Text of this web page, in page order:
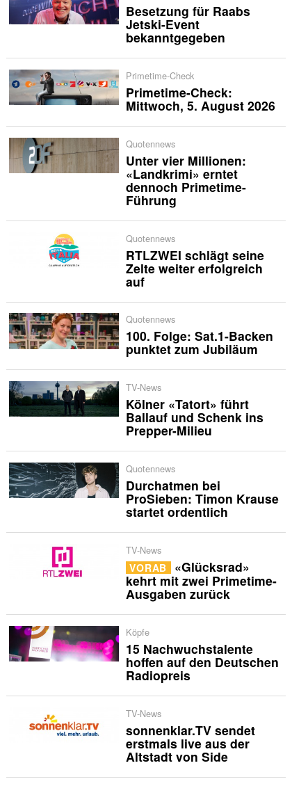
Besetzung für Raabs
Jetski-Event
bekanntgegeben
Primetime-Check
Primetime-Check:
Mittwoch, 5. August 2026
Quotennews
Unter vier Millionen:
«Landkrimi» erntet
dennoch Primetime-
Führung
Quotennews
RTLZWEI schlägt seine
Zelte weiter erfolgreich
auf
Quotennews
100. Folge: Sat.1-Backen
punktet zum Jubiläum
TV-News
Kölner «Tatort» führt
Ballauf und Schenk ins
Prepper-Milieu
Quotennews
Durchatmen bei
ProSieben: Timon Krause
startet ordentlich
TV-News
VORAB «Glücksrad»
kehrt mit zwei Primetime-
Ausgaben zurück
Köpfe
15 Nachwuchstalente
hoffen auf den Deutschen
Radiopreis
TV-News
sonnenklar.TV sendet
erstmals live aus der
Altstadt von Side